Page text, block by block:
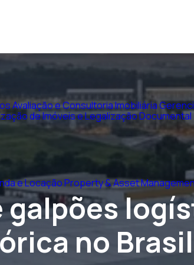
Avaliação e Consultoria Imobiliária
de Imóveis e Legalização Documental
e LocaçãoProperty & Asset
galpões
no Brasil